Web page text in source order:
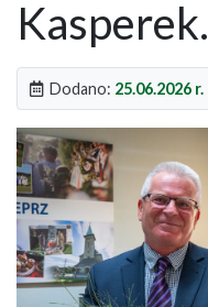
Kasperek.
Dodano: 25.06.2026 r.